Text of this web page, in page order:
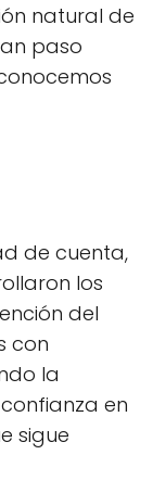
natural de
paso
de cuenta,
los
del
con
la
en
sigue